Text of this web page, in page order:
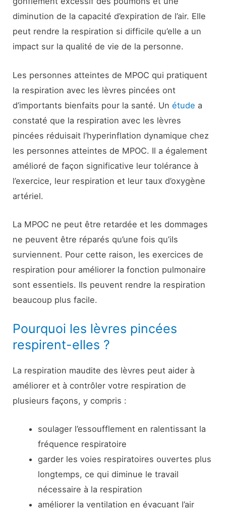
diminution de la capacité d’expiration de l’air. Elle
peut rendre la respiration si difficile qu’elle a un
impact sur la qualité de vie de la personne.
Les personnes atteintes de MPOC qui pratiquent
la respiration avec les lèvres pincées ont
d’importants bienfaits pour la santé. Unétude a
constaté que la respiration avec les lèvres
pincées réduisait l’hyperinflation dynamique chez
les personnes atteintes de MPOC. Il a également
amélioré de façon significative leur tolérance à
l’exercice, leur respiration et leur taux d’oxygène
artériel.
La MPOC ne peut être retardée et les dommages
ne peuvent être réparés qu’une fois qu’ils
surviennent. Pour cette raison, les exercices de
respiration pour améliorer la fonction pulmonaire
sont essentiels. Ils peuvent rendre la respiration
beaucoup plus facile.
Pourquoi les lèvres pincées
respirent-elles ?
La respiration maudite des lèvres peut aider à
améliorer et à contrôler votre respiration de
plusieurs façons, y compris :
soulager l’essoufflement en ralentissant la
fréquence respiratoire
garder les voies respiratoires ouvertes plus
longtemps, ce qui diminue le travail
nécessaire à la respiration
améliorer la ventilation en évacuant l’air